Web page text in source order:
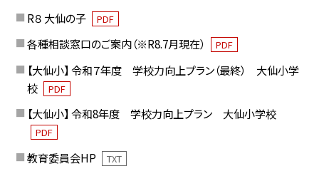
R８ 大仙の子 PDF
各種相談窓口のご案内（※R8.7月現在） PDF
【大仙小】 令和７年度 学校力向上プラン（最終） 大仙小学
校
PDF
【大仙小】 令和8年度 学校力向上プラン 大仙小学校
PDF
教育委員会HP TXT